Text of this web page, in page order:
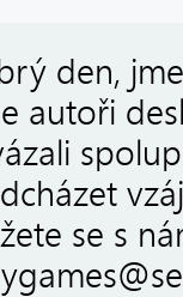
den,
autoři
se s